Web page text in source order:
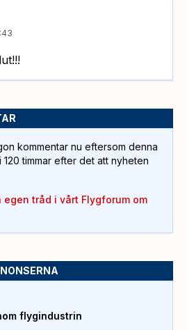
kommentar nu eftersom denna
timmar efter det att nyheten
egen tråd i vårt Flygforum om
flygindustrin